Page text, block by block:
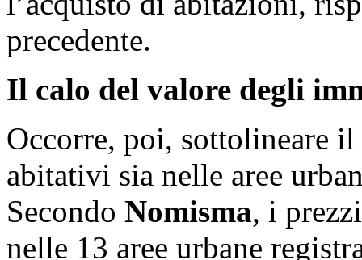
precedente.
Il calo del valore degli
Occorre, poi, sottolineare
abitativi sia nelle aree
Secondo Nomisma, i
nelle 13 aree urbane